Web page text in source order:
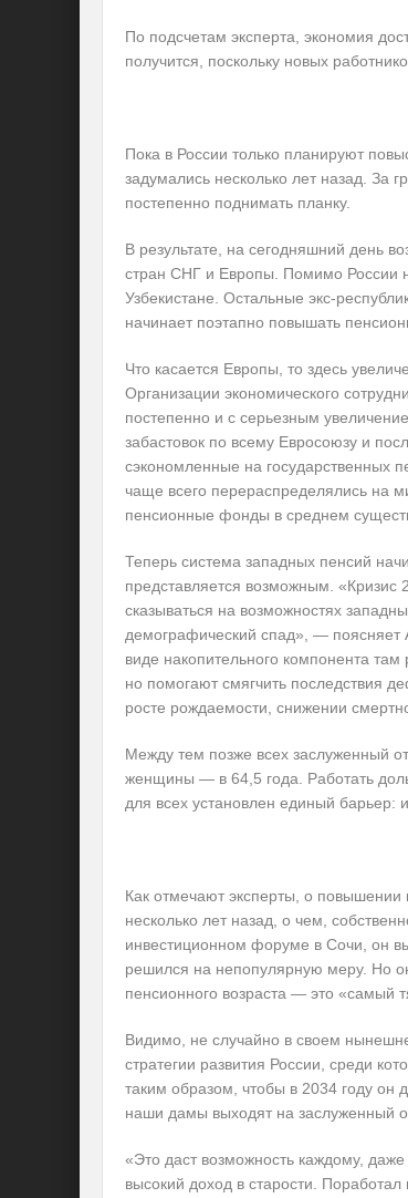
По подсчетам эксперта, экономия
получится, поскольку новых
Пока в России только планируют
задумались несколько лет назад. За
постепенно поднимать планку.
В результате, на сегодняшний день
стран СНГ и Европы. Помимо России
Узбекистане. Остальные экс-
начинает поэтапно повышать
Что касается Европы, то здесь
Организации экономического
постепенно и с серьезным
забастовок по всему Евросоюзу и
сэкономленные на государственных
чаще всего перераспределялись на
пенсионные фонды в среднем
Теперь система западных пенсий
представляется возможным. «Кризис
сказываться на возможностях
демографический спад», — поясняет
виде накопительного компонента там
но помогают смягчить последствия
росте рождаемости, снижении
Между тем позже всех заслуженный
женщины — в 64,5 года. Работать
для всех установлен единый
Как отмечают эксперты, о повышении
несколько лет назад, о чем,
инвестиционном форуме в Сочи, он
решился на непопулярную меру. Но
пенсионного возраста — это «самый
Видимо, не случайно в своем
стратегии развития России, среди
таким образом, чтобы в 2034 году он
наши дамы выходят на заслуженный
«Это даст возможность каждому,
высокий доход в старости.